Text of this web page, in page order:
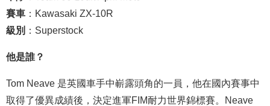
賽車 ：Kawasaki ZX-10R
級別
：Superstock
他是誰？
Tom Neave 是英國車手中嶄露頭角的一員，他在國內賽事中
取得了優異成績後，決定進軍FIM耐力世界錦標賽。Neave